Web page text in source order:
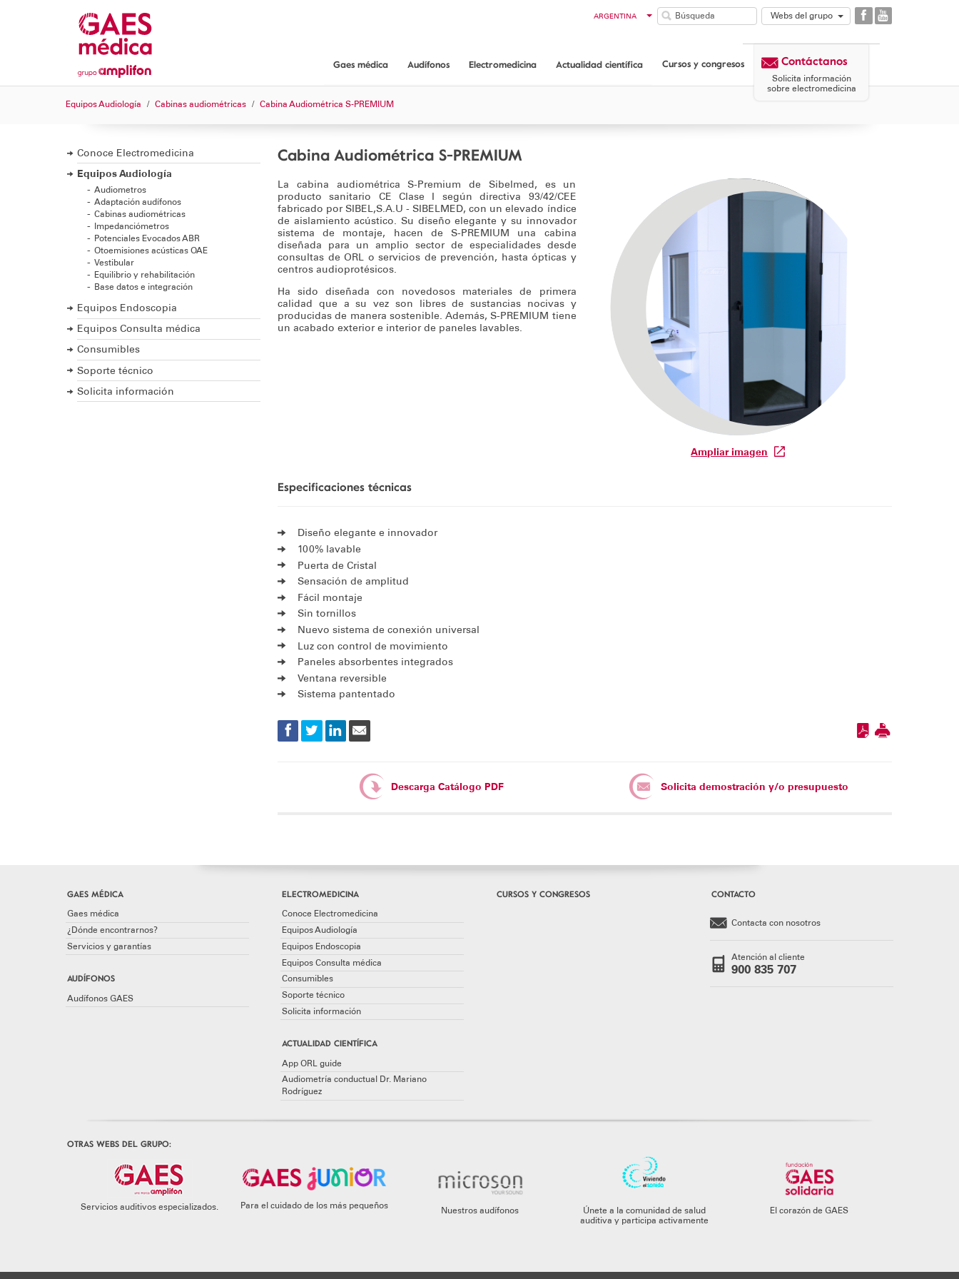
Webs del grupo
COMUNIDAD
GAES
CORPORATIVA
GAES
ARGENTINA
PANAMÁ
Gaes médica
Gaes médica
¿Dónde encontrarnos?
Audífonos Electromedicina
Equipos Audiología
Consumibles
Soporte técnico
Solicita información
Actualidad científica
Audiometría conductual Dr. Mariano Rodríguez
Cursos y congresos Contáctanos
Solicita información
sobre electromedicina
Equipos Audiología
Cabinas audiométricas Cabina Audiométrica S-PREMIUM
Conoce Electromedicina
Equipos Audiología
Audiometros
Adaptación audífonos
Cabinas audiométricas
Impedanciómetros
Potenciales Evocados ABR
Otoemisiones acústicas OAE
Vestibular
Equilibrio y rehabilitación
Base datos e integración
Equipos Endoscopia
Equipos Consulta médica
Consumibles
Soporte técnico
Solicita información
Cabina Audiométrica S-PREMIUM
La cabina audiométrica S-Premium de Sibelmed, es un
producto sanitario CE Clase I según directiva 93/42/CEE
fabricado por SIBEL,S.A.U - SIBELMED, con un elevado índice
de aislamiento acústico. Su diseño elegante y su innovador
sistema de montaje, hacen de S-PREMIUM una cabina
diseñada para un amplio sector de especialidades desde
consultas de ORL o servicios de prevención, hasta ópticas y
centros audioprotésicos.
Ha sido diseñada con novedosos materiales de primera
calidad que a su vez son libres de sustancias nocivas y
producidas de manera sostenible. Además, S-PREMIUM tiene
un acabado exterior e interior de paneles lavables.
Ampliar imagen
Especificaciones técnicas
Diseño elegante e innovador
100% lavable
Puerta de Cristal
Sensación de amplitud
Fácil montaje
Sin tornillos
Nuevo sistema de conexión universal
Luz con control de movimiento
Paneles absorbentes integrados
Ventana reversible
Sistema pantentado
Descarga Catálogo PDF Solicita demostración y/o presupuesto
GAES MÉDICA
Gaes médica
¿Dónde encontrarnos?
Servicios y garantías
AUDÍFONOS
Audífonos GAES
ELECTROMEDICINA
Conoce Electromedicina
Equipos Audiología
Equipos Endoscopia
Equipos Consulta médica
Consumibles
Soporte técnico
Solicita información
ACTUALIDAD CIENTÍFICA
App ORL guide
Audiometría conductual Dr. Mariano
Rodríguez
CURSOS Y CONGRESOS CONTACTO
Contacta con nosotros
Atención al cliente
900 835 707
OTRAS WEBS DEL GRUPO:
Servicios auditivos especializados. Para el cuidado de los más pequeños
Nuestros audífonos
Únete a la comunidad de salud
auditiva y participa activamente
El corazón de GAES